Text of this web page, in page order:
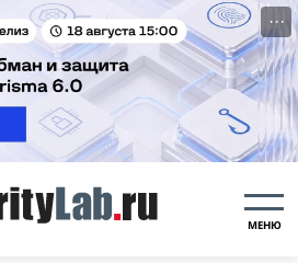
···
МЕНЮ